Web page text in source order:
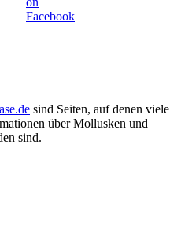
sind Seiten, auf denen viele
über Mollusken und
sind.